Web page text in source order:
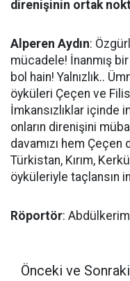
direnişinin ortak
Alperen Aydın:
mücadele! İnanmış
bol hain! Yalnızlık..
öyküleri Çeçen ve
İmkansızlıklar içinde
onların direnişini
davamızı hem Çeçen
Türkistan, Kırım,
öyküleriyle taçlansın
Röportör:
Önceki ve